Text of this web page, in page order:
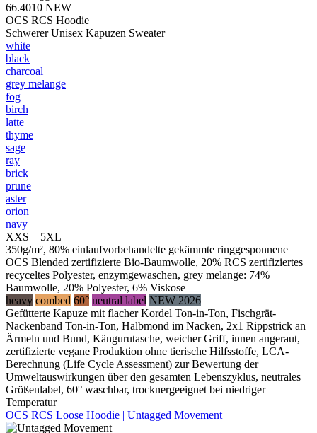
66.4010 NEW
OCS RCS Hoodie
Schwerer Unisex Kapuzen Sweater
white
black
charcoal
grey melange
fog
birch
latte
thyme
sage
ray
brick
prune
aster
orion
navy
XXS – 5XL
350g/m², 80% einlaufvorbehandelte gekämmte ringgesponnene
OCS Blended zertifizierte Bio-Baumwolle, 20% RCS zertifiziertes
recyceltes Polyester, enzymgewaschen, grey melange: 74%
Baumwolle, 20% Polyester, 6% Viskose
heavy combed 60° neutral label NEW 2026
Gefütterte Kapuze mit flacher Kordel Ton-in-Ton, Fischgrät-
Nackenband Ton-in-Ton, Halbmond im Nacken, 2x1 Rippstrick an
Ärmeln und Bund, Kängurutasche, weicher Griff, innen angeraut,
zertifizierte vegane Produktion ohne tierische Hilfsstoffe, LCA-
Berechnung (Life Cycle Assessment) zur Bewertung der
Umweltauswirkungen über den gesamten Lebenszyklus, neutrales
Größenlabel, 60° waschbar, trocknergeeignet bei niedriger
Temperatur
OCS RCS Loose Hoodie | Untagged Movement